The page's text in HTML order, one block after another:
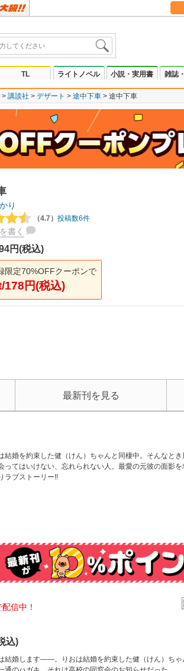
TL ライトノベル 小説・実用書 雑誌
講談社 デザート 途中下車 途中下車
り
（4.7） 投稿数6件
書く
円(税込)
限定70%OFFクーポンで
178円(税込)
最新刊を見る
婚を約束した健（けん）ちゃんと同棲中。そんなと
てはいけない、忘れられない人。最愛の元彼の面
ラブストーリー!!
信中！
込)
結婚します――。りおは結婚を約束した健（けん）ちゃ